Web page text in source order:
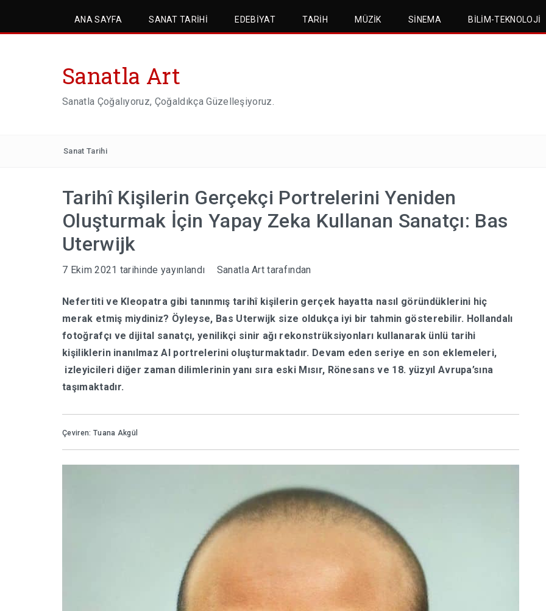
ANA SAYFA SANAT TARIHI EDEBIYAT TARIH MÜZIK SINEMA BILIM-TEKNOLOJI
Sanatla Art
Sanatla Çoğalıyoruz, Çoğaldıkça Güzelleşiyoruz.
Sanat Tarihi
Tarihî Kişilerin Gerçekçi Portrelerini Yeniden
Oluşturmak İçin Yapay Zeka Kullanan Sanatçı: Bas
Uterwijk
7 Ekim 2021 tarihinde yayınlandı Sanatla Art tarafından
Nefertiti ve Kleopatra gibi tanınmış tarihî kişilerin gerçek hayatta nasıl göründüklerini hiç
merak etmiş miydiniz? Öyleyse, Bas Uterwijk size oldukça iyi bir tahmin gösterebilir. Hollandalı
fotoğrafçı ve dijital sanatçı, yenilikçi sinir ağı rekonstrüksiyonları kullanarak ünlü tarihi
kişiliklerin inanılmaz Al portrelerini oluşturmaktadır. Devam eden seriye en son eklemeleri,
izleyicileri diğer zaman dilimlerinin yanı sıra eski Mısır, Rönesans ve 18. yüzyıl Avrupa’sına
taşımaktadır.
Çeviren: Tuana Akgül